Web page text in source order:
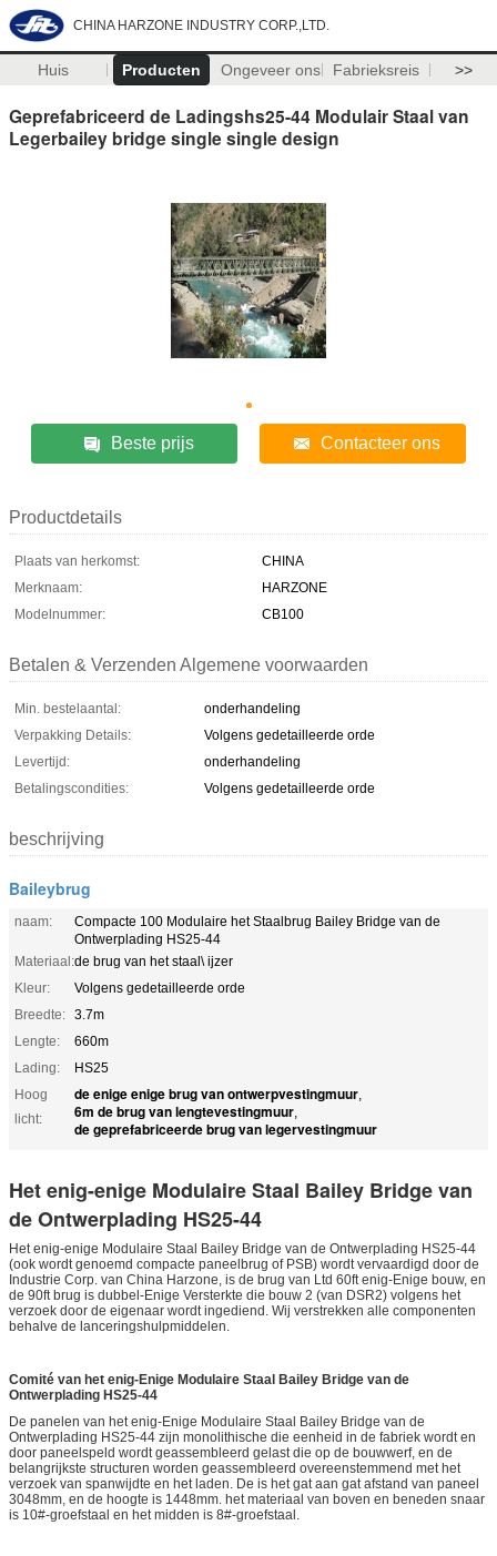
CHINA HARZONE INDUSTRY CORP.,LTD.
Huis Producten Ongeveer ons Fabrieksreis >>
Geprefabriceerd de Ladingshs25-44 Modulair Staal van
Legerbailey bridge single single design
Beste prijs Contacteer ons
Productdetails
Plaats van herkomst:
CHINA
Merknaam:
HARZONE
Modelnummer:
CB100
Betalen & Verzenden Algemene voorwaarden
Min. bestelaantal:
onderhandeling
Verpakking Details:
Volgens gedetailleerde orde
Levertijd:
onderhandeling
Betalingscondities:
Volgens gedetailleerde orde
beschrijving
Baileybrug
naam:
Compacte 100 Modulaire het Staalbrug Bailey Bridge van de
Ontwerplading HS25-44
Materiaal:de brug van het staal\ ijzer
Kleur:
Volgens gedetailleerde orde
Breedte: 3.7m
Lengte:
660m
Lading:
HS25
Hoog
licht:
de enige enige brug van ontwerpvestingmuur,
6m de brug van lengtevestingmuur,
de geprefabriceerde brug van legervestingmuur
Het enig-enige Modulaire Staal Bailey Bridge van
de Ontwerplading HS25-44
Het enig-enige Modulaire Staal Bailey Bridge van de Ontwerplading HS25-44
(ook wordt genoemd compacte paneelbrug of PSB) wordt vervaardigd door de
Industrie Corp. van China Harzone, is de brug van Ltd 60ft enig-Enige bouw, en
de 90ft brug is dubbel-Enige Versterkte die bouw 2 (van DSR2) volgens het
verzoek door de eigenaar wordt ingediend. Wij verstrekken alle componenten
behalve de lanceringshulpmiddelen.
Comité van het enig-Enige Modulaire Staal Bailey Bridge van de
Ontwerplading HS25-44
De panelen van het enig-Enige Modulaire Staal Bailey Bridge van de
Ontwerplading HS25-44 zijn monolithische die eenheid in de fabriek wordt en
door paneelspeld wordt geassembleerd gelast die op de bouwwerf, en de
belangrijkste structuren worden geassembleerd overeenstemmend met het
verzoek van spanwijdte en het laden. De is het gat aan gat afstand van paneel
3048mm, en de hoogte is 1448mm. het materiaal van boven en beneden snaar
is 10#-groefstaal en het midden is 8#-groefstaal.